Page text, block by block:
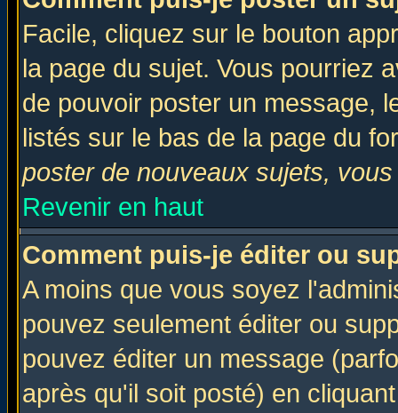
Facile, cliquez sur le bouton
la page du sujet. Vous pourriez
de pouvoir poster un message,
listés sur le bas de la page du
poster de nouveaux sujets,
Revenir en haut
Comment puis-je éditer ou
A moins que vous soyez
pouvez seulement éditer ou
pouvez éditer un message
après qu'il soit posté) en